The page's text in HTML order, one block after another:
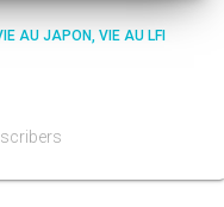
AU JAPON VIE AU LFI